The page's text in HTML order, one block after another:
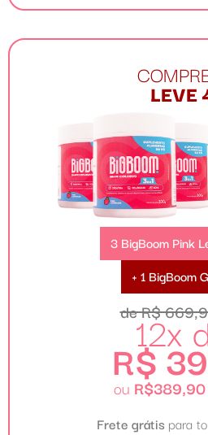
LEVE
3 BigBoom Pink
+ 1 BigBoom
de R$
12x
R$
ou R$389,90
Frete grátis para